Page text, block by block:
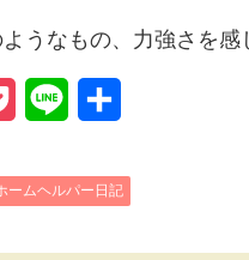
うなもの、力強さを感
c n
ームヘルパー日記